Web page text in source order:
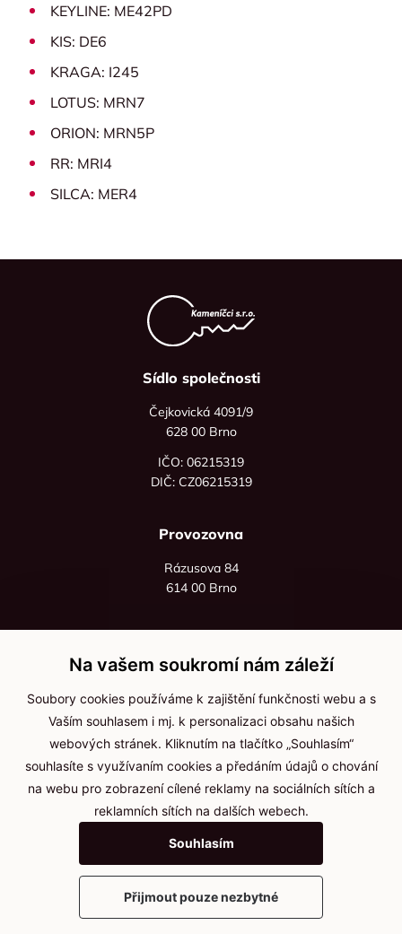
KEYLINE: ME42PD
KIS: DE6
KRAGA: I245
LOTUS: MRN7
ORION: MRN5P
RR: MRI4
SILCA: MER4
Sídlo společnosti
Čejkovická 4091/9
628 00 Brno
IČO: 06215319
DIČ: CZ06215319
Provozovna
Rázusova 84
614 00 Brno
+420 736 535 066
Po - pá: 8:00 - 16:00
info@jma-kam.cz
Důležité informace
Ochrana osobních údajů
Cookies
2025 © Kameníčci s.r.o.
Na vašem soukromí nám záleží
Soubory cookies používáme k zajištění funkčnosti webu a s
Vaším souhlasem i mj. k personalizaci obsahu našich
webových stránek. Kliknutím na tlačítko „Souhlasím“
souhlasíte s využívaním cookies a předáním údajů o chování
na webu pro zobrazení cílené reklamy na sociálních sítích a
reklamních sítích na dalších webech.
Souhlasím
Přijmout pouze nezbytné